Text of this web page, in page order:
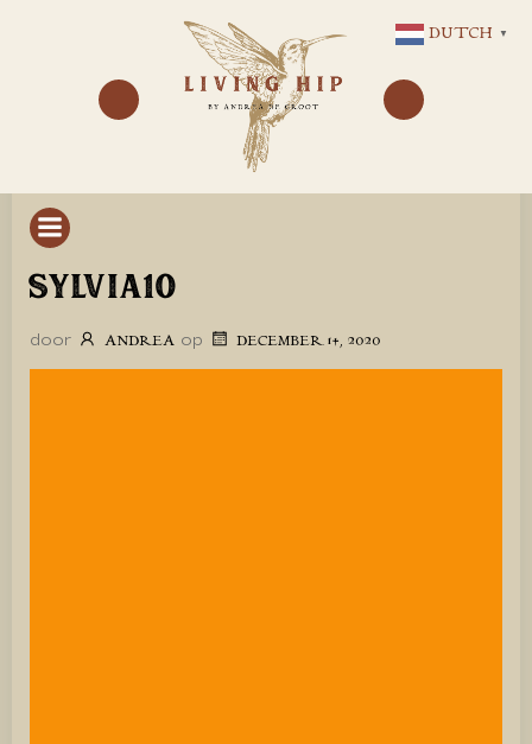
NAAR
DE
INHOUD
SYLVIA10
door ANDREA op DECEMBER 14, 2020
DUTCH ▼